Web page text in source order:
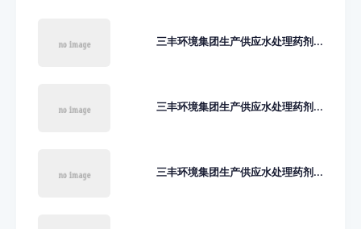
三丰环境集团生产供应水处理药剂...
三丰环境集团生产供应水处理药剂...
三丰环境集团生产供应水处理药剂...